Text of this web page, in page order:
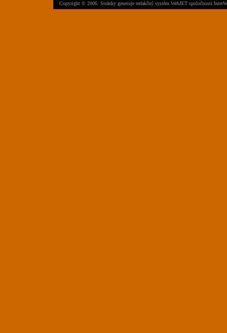
Copyright © 2006. Stránky generuje redakčný systém WebJET spoločnosti